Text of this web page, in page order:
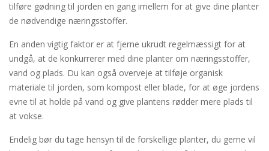
tilføre gødning til jorden en gang imellem for at give dine planter
de nødvendige næringsstoffer.
En anden vigtig faktor er at fjerne ukrudt regelmæssigt for at
undgå, at de konkurrerer med dine planter om næringsstoffer,
vand og plads. Du kan også overveje at tilføje organisk
materiale til jorden, som kompost eller blade, for at øge jordens
evne til at holde på vand og give plantens rødder mere plads til
at vokse.
Endelig bør du tage hensyn til de forskellige planter, du gerne vil